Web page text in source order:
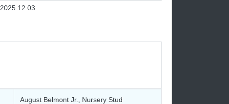
2025.12.03
August Belmont Jr., Nursery Stud